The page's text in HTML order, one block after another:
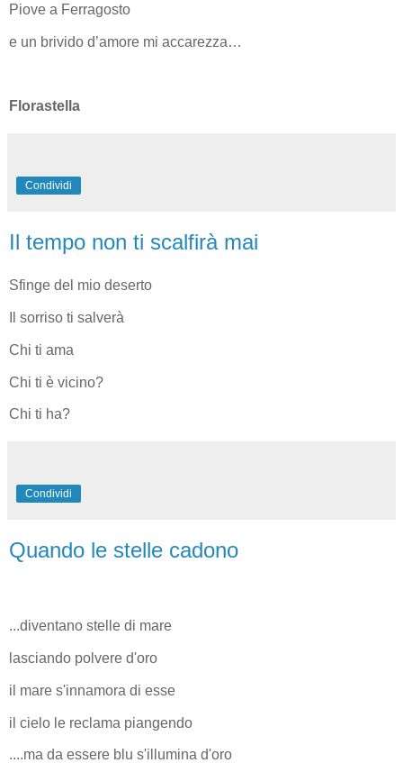
Piove a Ferragosto
e un brivido d’amore mi accarezza…
Florastella
Condividi
Il tempo non ti scalfirà mai
Sfinge del mio deserto
Il sorriso ti salverà
Chi ti ama
Chi ti è vicino?
Chi ti ha?
Condividi
Quando le stelle cadono
...diventano stelle di mare
lasciando polvere d'oro
il mare s'innamora di esse
il cielo le reclama piangendo
....ma da essere blu s'illumina d'oro